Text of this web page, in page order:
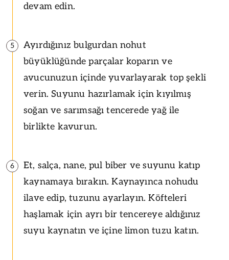
devam edin.
5
Ayırdığınız bulgurdan nohut
büyüklüğünde parçalar koparın ve
avucunuzun içinde yuvarlayarak top şekli
verin. Suyunu hazırlamak için kıyılmış
soğan ve sarımsağı tencerede yağ ile
birlikte kavurun.
6
Et, salça, nane, pul biber ve suyunu katıp
kaynamaya bırakın. Kaynayınca nohudu
ilave edip, tuzunu ayarlayın. Köfteleri
haşlamak için ayrı bir tencereye aldığınız
suyu kaynatın ve içine limon tuzu katın.